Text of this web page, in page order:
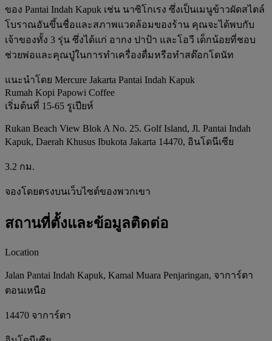
ของ Pantai Indah Kapuk เช่น นาซิโกเรง ซึ่งเป็นเมนูข้าวผัดสไตล์
โบราณอันขึ้นชื่อและสภาพแวดล้อมของร้าน คุณจะได้พบกับ
เจ้าของทั้ง 3 รุ่น ซึ่งได้แก่ อากง ปาป้า และโอวี เด็กน้อยที่ชอบ
ช่วยพ่อและคุณปู่ในการทำเครื่องดื่มหรือทำสต๊อกโดนัท
แนะนำโดย Mercure Jakarta Pantai Indah Kapuk
Rumah Kopi Papowi Coffee
เริ่มต้นที่ 15-65 รูเปียห์
Rukan Beach View Blok A No. 25. Golf Island, Jl. Pantai Indah
Kapuk, Daerah Khusus Ibukota Jakarta 14470, อินโดนีเซีย
3.2 กม.
จองโดยตรงบนเว็บไซต์ของพวกเขา
สถานที่ตั้งและข้อมูลติดต่อ
Location
Jalan Pantai Indah Kapuk, Kamal Muara Penjaringan, จาการ์ตา
ตอนเหนือ
14470 จาการ์ตา